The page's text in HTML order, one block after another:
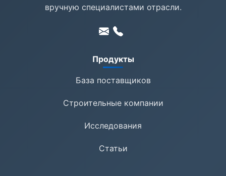
вручную специалистами отрасли.
Продукты
База поставщиков
Строительные компании
Исследования
Статьи